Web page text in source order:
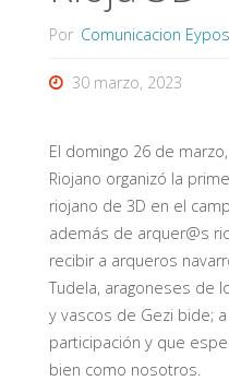
Por Comunicacion Eypos
30 marzo, 2023
El domingo 26 de
Riojano organizó la
riojano de 3D en el
además de arquer@s
recibir a arqueros
Tudela, aragoneses de
y vascos de Gezi bide;
participación y que
bien como nosotros.